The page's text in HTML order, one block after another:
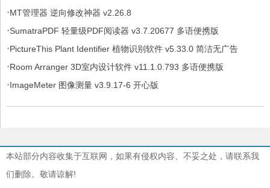
·MT管理器 逆向修改神器 v2.26.8
·SumatraPDF 轻量级PDF阅读器 v3.7.20677 多语便携版
·PictureThis Plant Identifier 植物识别软件 v5.33.0 简洁无广告
·Room Arranger 3D室内设计软件 v11.1.0.793 多语便携版
·ImageMeter 图像测量 v3.9.17-6 开心版
本站部分内容收集于互联网，如果有侵权内容、不妥之处，请联系我
们删除。敬请谅解!